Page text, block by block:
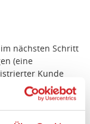
im nächsten Schritt
(eine
Kunde
Kunde wird die
Sie haben aber